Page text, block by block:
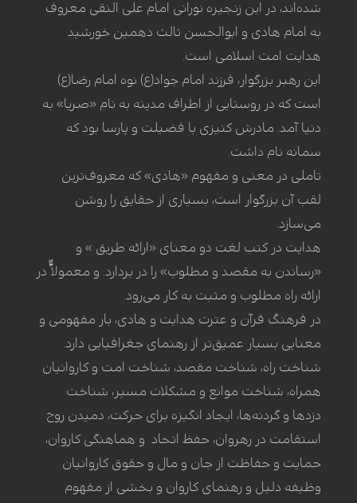
شده‌اند، در این زنجیره نورانی امام علی النقی معروف
به امام هادی و ابوالحسن ثالث دهمین خورشید
هدایت امت اسلامی است.
این رهبر بزرگوار، فرزند امام جواد(ع) نوه امام رضا(ع)
است که در روستایی از اطراف مدینه به نام «صریا» به
دنیا آمد. مادرش کنیزی با فضیلت و پارسا بود که
سمانه نام داشت.
تاملی در معنی و مفهوم «هادی» که معروف‌ترین
لقب آن بزرگوار است، بسیاری از حقایق را روشن
می‌سازد.
هدایت در کتب لغت دو معنای «ارائه طریق » و
«رساندن به مقصد و مطلوب» را در بردارد. و معمولاًٌ در
ارائه راه مطلوب و مثبت به کار می‌رود.
در فرهنگ قرآن و عترت هدایت و هادی، بار مفهومی و
معنایی بسیار عمیق‌تر از رهنمای جغرافیایی دارد.
شناخت راه، شناخت مقصد، شناخت امت و کاروانیان
همراه، شناخت موانع و مشکلات مسیر، شناخت
دزد‌ها و گردنه‌ها، ایجاد انگیزه برای حرکت، دمیدن روح
استقامت در رهروان، حفظ اتحاد و هماهنگی کاروان،
حمایت و حفاظت از جان و مال و حقوق کاروانیان
وظیفه دلیل و رهنمای کاروان و بخشی از مفهوم